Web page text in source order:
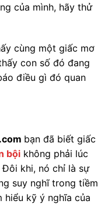
của mình, hãy thử
cùng một giấc mơ
con số đó đang
điều gì đó quan
bạn đã biết giấc
bội không phải lúc
khi, nó chỉ là sự
suy nghĩ trong tiềm
hiểu kỹ ý nghĩa của